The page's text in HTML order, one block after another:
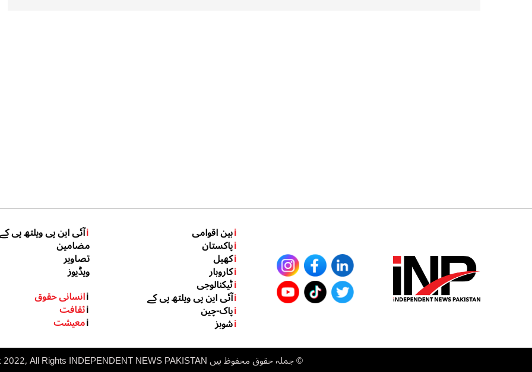
iبین اقوامی
iپاکستان
iکھیل
iکاروبار
iٹیکنالوجی
iآئی این پی ویلتھ پی کے
iپاک-چین
iشوبز
iآئی این پی ویلتھ پی کے
مضامین
تصاویر
ویڈیوز
iانسانی حقوق
iثقافت
iمعیشت
©جملہ حقوق محفوظ ہیں inp.net.pk 2022, All Rights INDEPENDENT NEWS PAKISTAN